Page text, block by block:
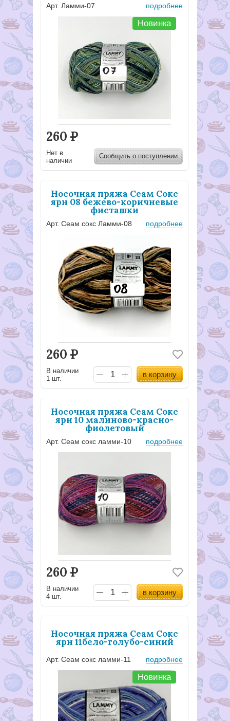
Арт. Ламми-07 подробнее
Новинка
260 Р
Нет в
наличии
Сообщить о поступлении
Носочная пряжа Сеам Сокс
ярн 08 бежево-коричневые
фисташки
Арт. Сеам сокс Ламми-08 подробнее
260 Р
В наличии
1 шт.
в корзину
Носочная пряжа Сеам Сокс
ярн 10 малиново-красно-
фиолетовый
Арт. Сеам сокс ламми-10 подробнее
260 Р
В наличии
4 шт.
в корзину
Носочная пряжа Сеам Сокс
ярн 11бело-голубо-синий
Арт. Сеам сокс ламми-11 подробнее
Новинка